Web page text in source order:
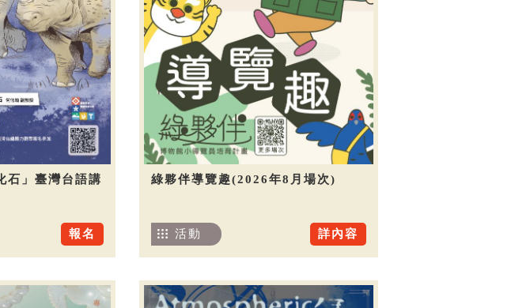
石」臺灣台語講
報名
綠夥伴導覽趣(2026年8月場次)
詳內容
活動